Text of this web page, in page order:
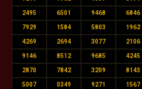
2495 6501 9468 6846
7929 1584 5803 1962
4269 2694 3077 2106
9146 8512 9685 4245
2870 7842 3209 8143
5007 0349 9271 1567